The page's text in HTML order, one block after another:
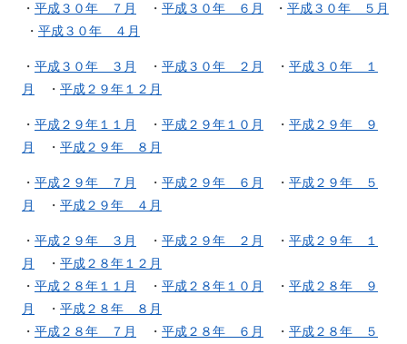
・ 平成３０年 ７月 ・ 平成３０年 ６月 ・ 平成３０年 ５月
・ 平成３０年 ４月
・ 平成３０年 ３月 ・ 平成３０年 ２月 ・ 平成３０年 １
月
・ 平成２９年１２月
・ 平成２９年１１月 ・ 平成２９年１０月 ・ 平成２９年 ９
月
・ 平成２９年 ８月
・ 平成２９年 ７月 ・ 平成２９年 ６月 ・ 平成２９年 ５
月
・ 平成２９年 ４月
・ 平成２９年 ３月 ・ 平成２９年 ２月 ・ 平成２９年 １
月
・ 平成２８年１２月
・ 平成２８年１１月 ・ 平成２８年１０月 ・ 平成２８年 ９
月
・ 平成２８年 ８月
・ 平成２８年 ７月 ・ 平成２８年 ６月 ・ 平成２８年 ５